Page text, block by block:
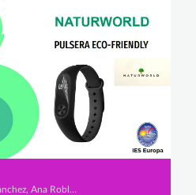
Secundaria, Isabel Martínez Sánchez, Ana Robles Collado y Lorena Mena Gavilán